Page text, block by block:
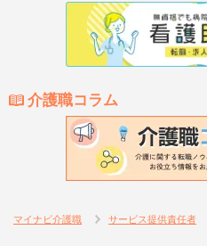
介護職コラム
マイナビ介護職 サービス提供責任者